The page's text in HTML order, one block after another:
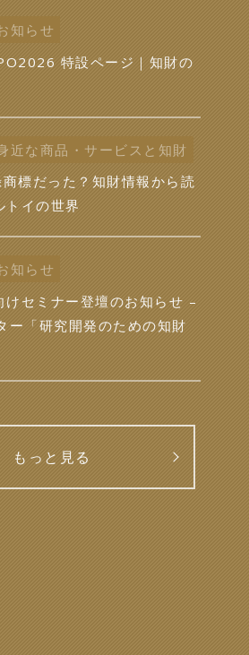
知らせ
特設ページ｜知財の
近な商品・サービスと知財
商標だった？知財情報から読
トイの世界
知らせ
けセミナー登壇のお知らせ –
ー「研究開発のための知財
もっと見る